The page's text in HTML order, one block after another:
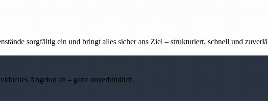
sorgfältig ein und bringt alles sicher ans Ziel – strukturiert, schnell und
Angebot an – ganz unverbindlich.